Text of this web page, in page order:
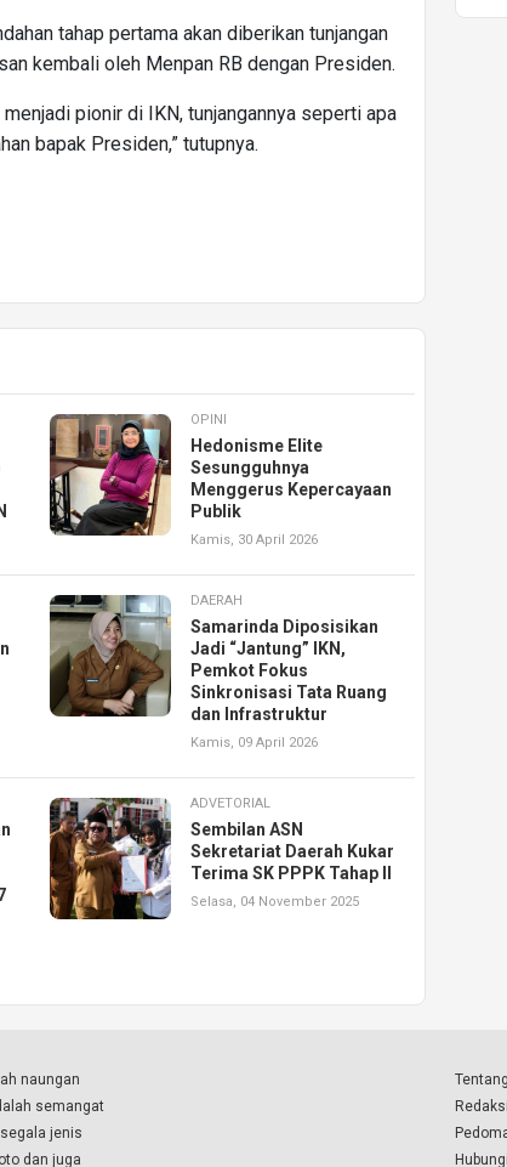
tahap pertama akan diberikan tunjangan
kembali oleh Menpan RB dengan Presiden.
pionir di IKN, tunjangannya seperti apa
bapak Presiden,” tutupnya.
OPINI
Hedonisme Elite
Sesungguhnya
Menggerus Kepercayaan
Publik
Kamis, 30 April 2026
DAERAH
Samarinda Diposisikan
Jadi “Jantung” IKN,
Pemkot Fokus
Sinkronisasi Tata Ruang
dan Infrastruktur
Kamis, 09 April 2026
ADVETORIAL
Sembilan ASN
Sekretariat Daerah Kukar
Terima SK PPPK Tahap II
Selasa, 04 November 2025
naungan
semangat
jenis
dan juga
Redaksi